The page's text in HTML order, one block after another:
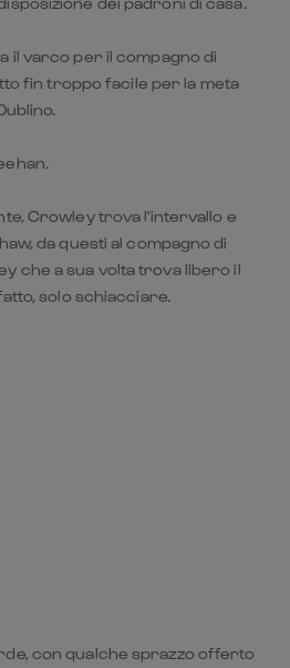
il varco per il compagno di
fin troppo facile per la meta
Crowley trova l'intervallo e
da questi al compagno di
che a sua volta trova libero il
solo schiacciare.
con qualche sprazzo offerto